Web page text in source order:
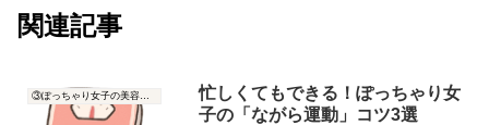
関連記事
③ぽっちゃり女子の美容と健康
忙しくてもできる！ぽっちゃり女
子の「ながら運動」コツ3選